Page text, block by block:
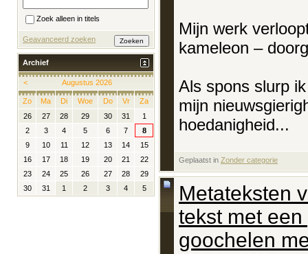
Mijn werk
kameleon –
Als spons slurp
mijn
hoedanigheid...
Geplaatst in Zonder categorie
Metateksten
tekst met
goochelen
Zoek alleen in titels
Geavanceerd zoeken
Archief
< Augustus 2026
Zo Ma Di Woe Do Vr
Za
26
27 28 29 30 31
1
2
3 4 5 6 7
8
9
10 11 12 13 14
15
16
17 18 19 20 21
22
23
24 25 26 27 28
29
30
31 1 2 3 4 5